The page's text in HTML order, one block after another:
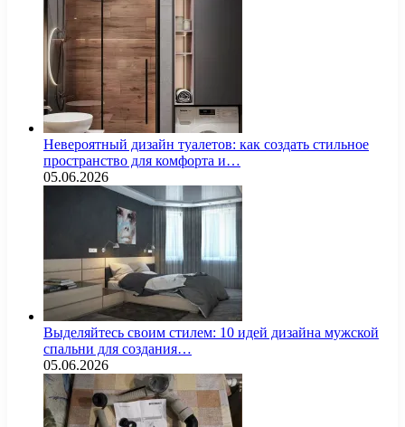
Невероятный дизайн туалетов: как создать стильное
пространство для комфорта и…
05.06.2026
Выделяйтесь своим стилем: 10 идей дизайна мужской
спальни для создания…
05.06.2026